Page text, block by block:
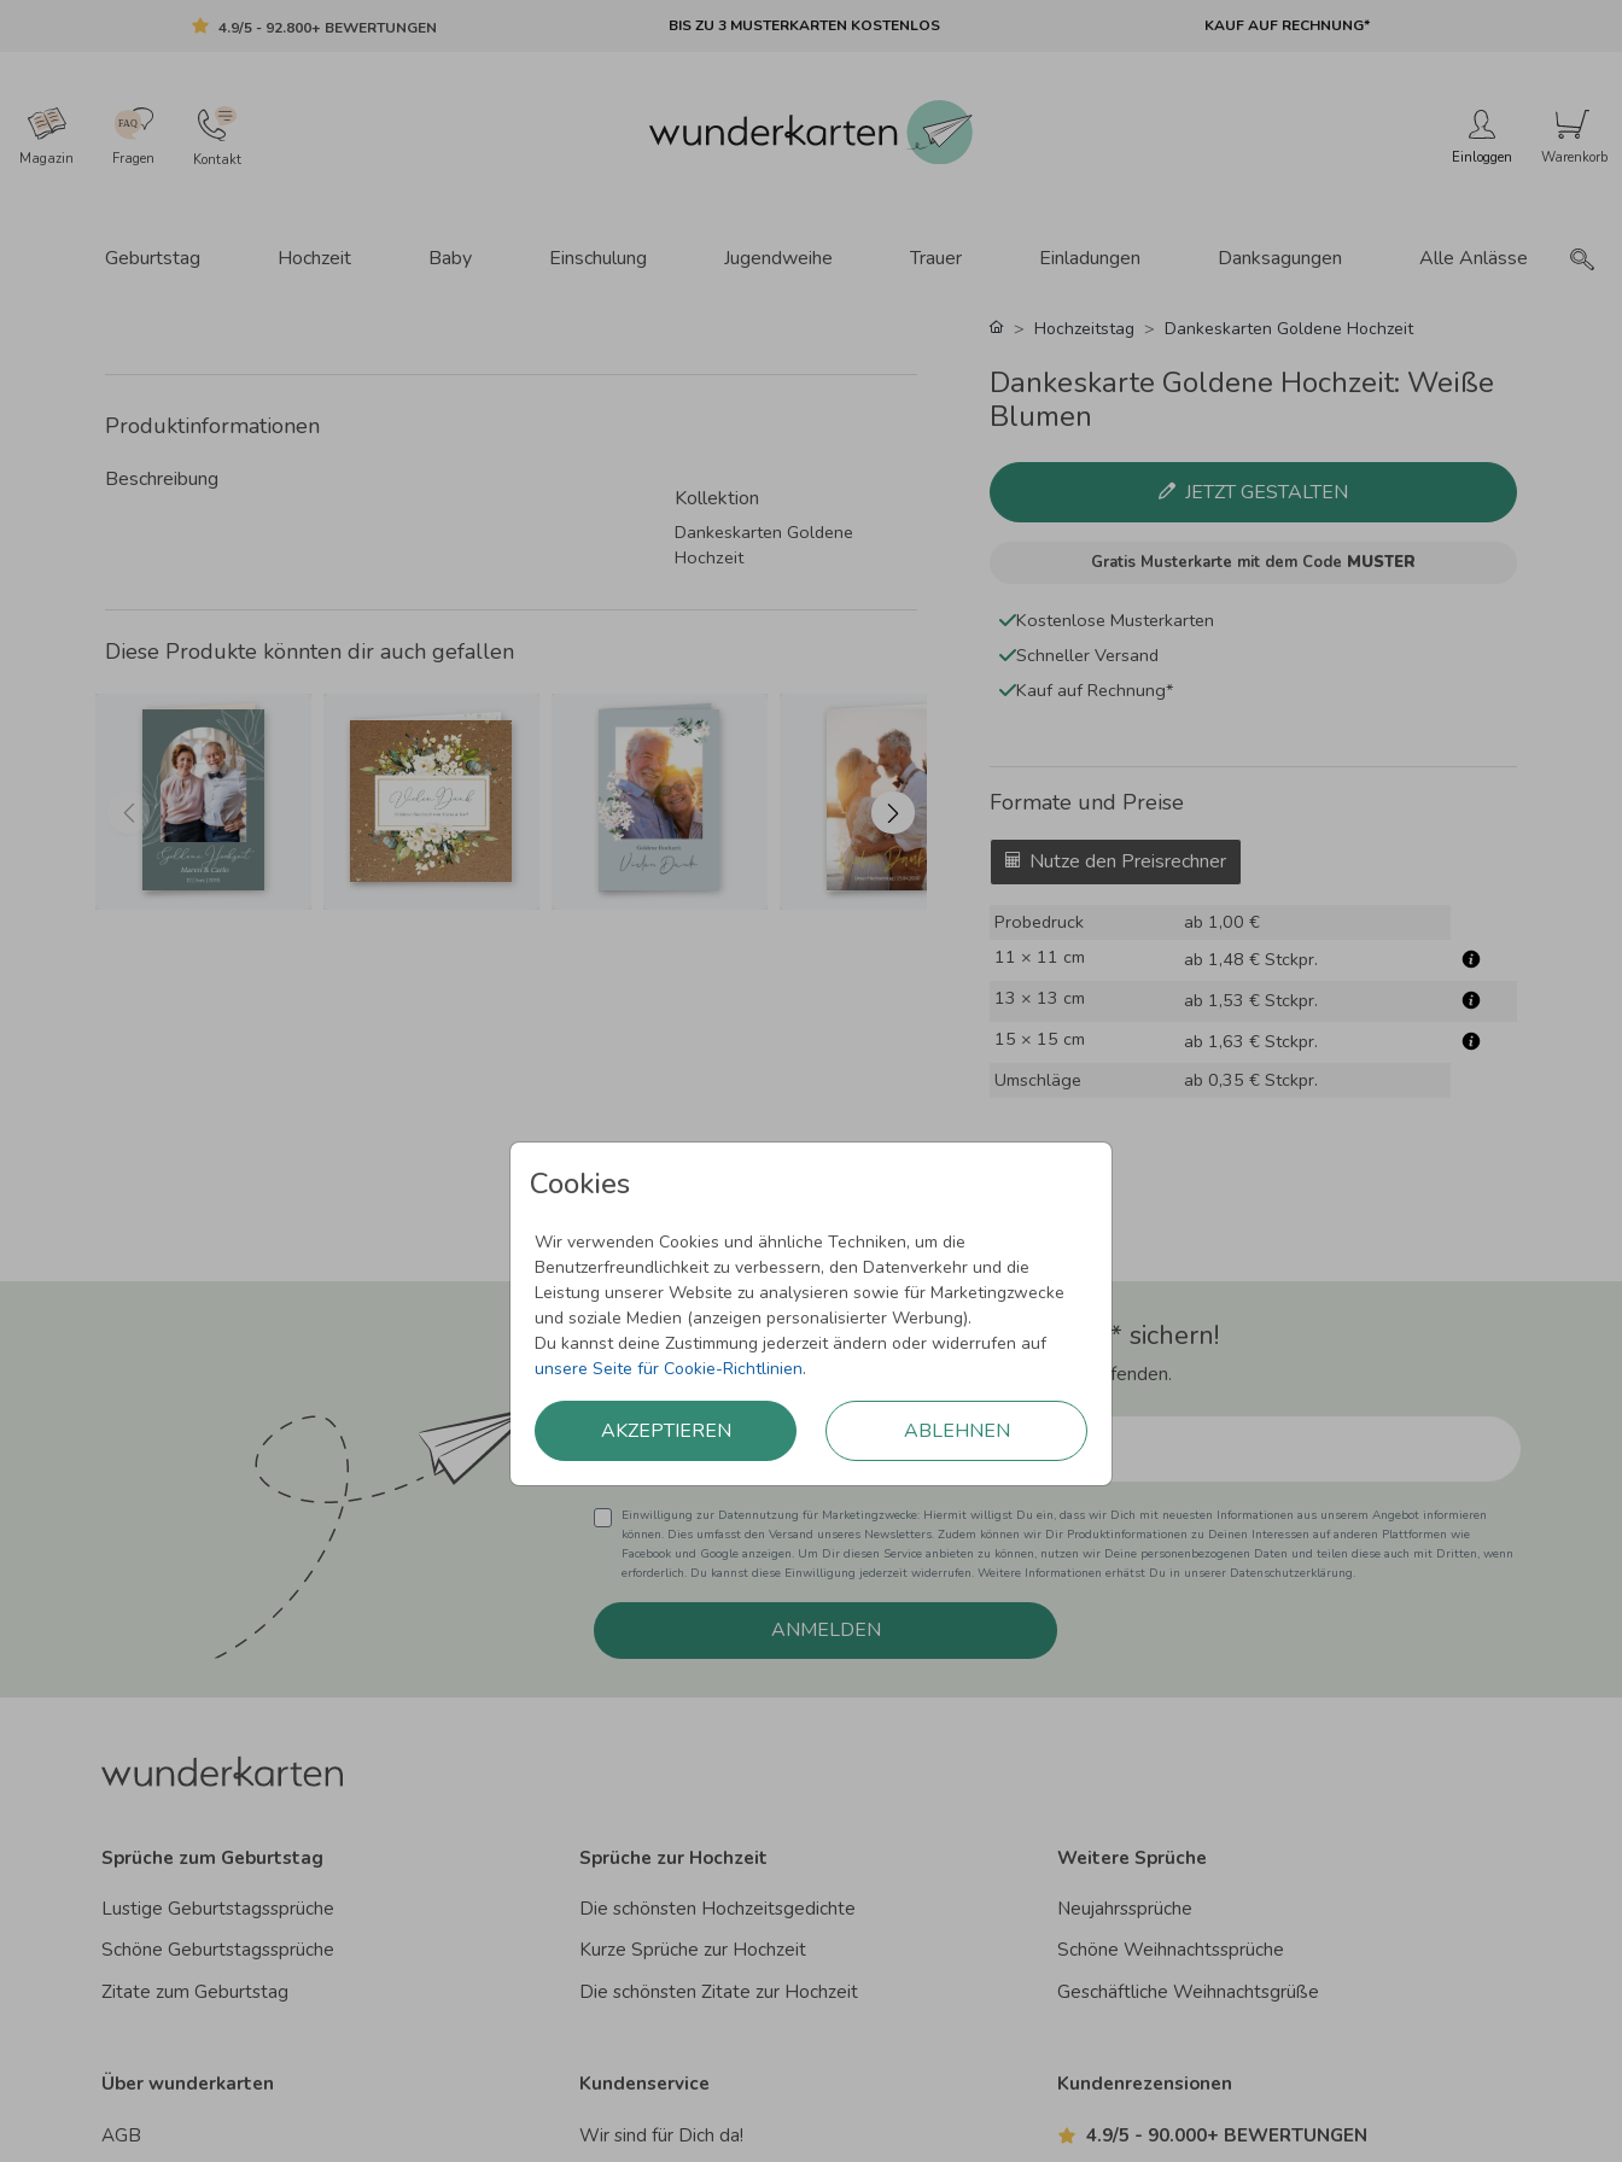
4.9/5 - 92.800+ BEWERTUNGEN BIS ZU 3 MUSTERKARTEN KOSTENLOS KAUF AUF RECHNUNG*
Magazin Fragen Kontakt Einloggen
Geburtstag Hochzeit Baby Einschulung Jugendweihe Trauer Einladungen Danksagungen Alle Anlässe
Cookies
Wir verwenden Cookies und ähnliche Techniken, um die
Benutzerfreundlichkeit zu verbessern, den Datenverkehr und die
Leistung unserer Website zu analysieren sowie für Marketingzwecke
und soziale Medien (anzeigen personalisierter Werbung).
Du kannst deine Zustimmung jederzeit ändern oder widerrufen auf
unsere Seite für Cookie-Richtlinien.
AKZEPTIEREN ABLEHNEN
Produktinformationen
Beschreibung
Kollektion
Dankeskarten Goldene
Hochzeit
Diese Produkte könnten dir auch gefallen
Hochzeitstag Dankeskarten Goldene Hochzeit
Dankeskarte Goldene Hochzeit: Weiße
Blumen
JETZT GESTALTEN
Gratis Musterkarte mit dem Code MUSTER
Kostenlose Musterkarten
Schneller Versand
Kauf auf Rechnung*
Formate und Preise
Nutze den Preisrechner
Probedruck
ab 1,00 €
11 × 11 cm
ab 1,48 € Stckpr.
13 × 13 cm
ab 1,53 € Stckpr.
15 × 15 cm
ab 1,63 € Stckpr.
Umschläge
ab 0,35 € Stckpr.
Newsletter abonnieren und 5,00 € Rabatt** sichern!
Melde Dich zu unserem Newsletter an und bleibe auf dem Laufenden.
Einwilligung zur Datennutzung für Marketingzwecke: Hiermit willigst Du ein, dass wir Dich mit neuesten Informationen aus unserem Angebot informieren
können. Dies umfasst den Versand unseres Newsletters. Zudem können wir Dir Produktinformationen zu Deinen Interessen auf anderen Plattformen wie
Facebook und Google anzeigen. Um Dir diesen Service anbieten zu können, nutzen wir Deine personenbezogenen Daten und teilen diese auch mit Dritten, wenn
erforderlich. Du kannst diese Einwilligung jederzeit widerrufen. Weitere Informationen erhätst Du in unserer Datenschutzerklärung.
ANMELDEN
Sprüche zum Geburtstag
Lustige Geburtstagssprüche
Schöne Geburtstagssprüche
Zitate zum Geburtstag
Sprüche zur Hochzeit
Die schönsten Hochzeitsgedichte
Kurze Sprüche zur Hochzeit
Die schönsten Zitate zur Hochzeit
Weitere Sprüche
Neujahrssprüche
Schöne Weihnachtssprüche
Geschäftliche Weihnachtsgrüße
Über wunderkarten
AGB
Kundenservice
Wir sind für Dich da!
Kundenrezensionen
4.9/5 - 90.000+ BEWERTUNGEN